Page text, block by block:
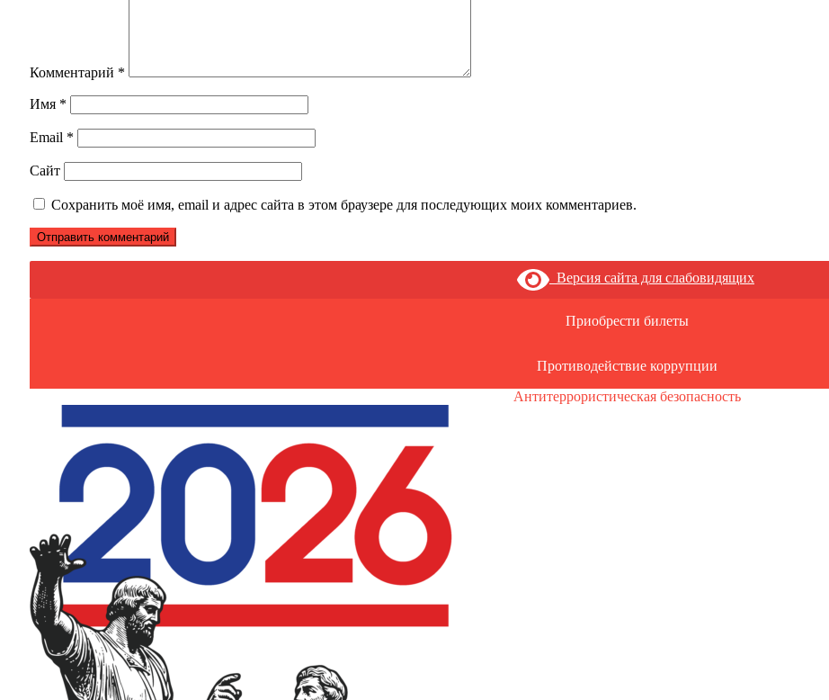
Комментарий *
Имя *
Email *
Сайт
Сохранить моё имя, email и адрес сайта в этом браузере для последующих моих комментариев.
Версия сайта для слабовидящих
Приобрести билеты
Противодействие коррупции
Антитеррористическая безопасность